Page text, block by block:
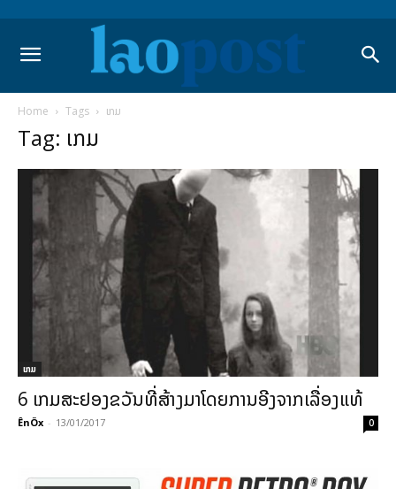
Home Tags ເກມ
Tag: ເກມ
ເກມ
6 ເກມສະຢອງຂວັນທີ່ສ້າງມາໂດຍການອີງຈາກເລື່ອງແທ້
ÊnÖx - 13/01/2017 0